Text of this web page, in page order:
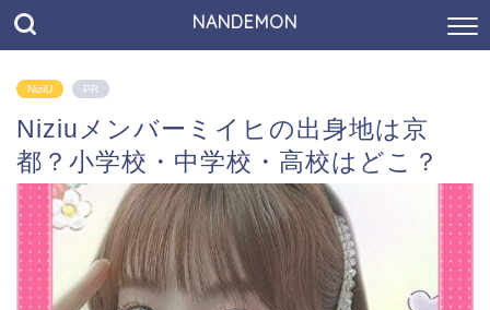
NANDEMON
NiziU PR
Niziuメンバーミイヒの出身地は京
都？小学校・中学校・高校はどこ？